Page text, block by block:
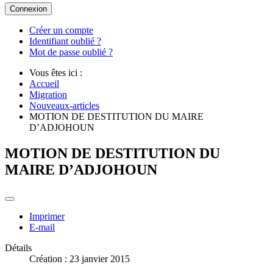
Connexion
Créer un compte
Identifiant oublié ?
Mot de passe oublié ?
Vous êtes ici :
Accueil
Migration
Nouveaux-articles
MOTION DE DESTITUTION DU MAIRE
D’ADJOHOUN
MOTION DE DESTITUTION DU
MAIRE D’ADJOHOUN
Imprimer
E-mail
Détails
Création : 23 janvier 2015